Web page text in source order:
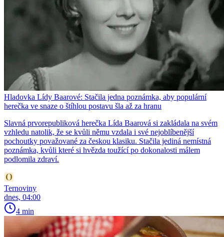
Hladovka Lídy Baarové: Stačila jedna poznámka, aby populární
herečka ve snaze o štíhlou postavu šla až za hranu
Slavná prvorepubliková herečka Lída Baarová si zakládala na svém
vzhledu natolik, že se kvůli němu vzdala i své nejoblíbenější
pochoutky považované za českou klasiku. Stačila jediná nemístná
poznámka, kvůli které si hvězda toužící po dokonalosti málem
podlomila zdraví.
Ternoviny
dnes, 04:00
4 min